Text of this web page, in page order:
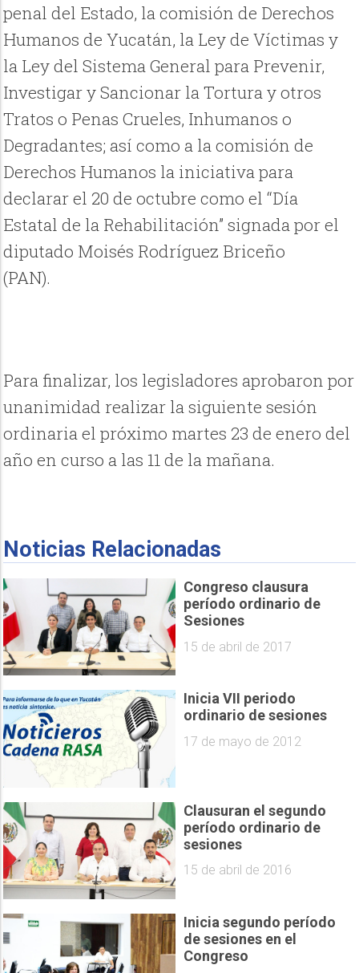
penal del Estado, la comisión de Derechos
Humanos de Yucatán, la Ley de Víctimas y
la Ley del Sistema General para Prevenir,
Investigar y Sancionar la Tortura y otros
Tratos o Penas Crueles, Inhumanos o
Degradantes; así como a la comisión de
Derechos Humanos la iniciativa para
declarar el 20 de octubre como el “Día
Estatal de la Rehabilitación” signada por el
diputado Moisés Rodríguez Briceño
(PAN).
Para finalizar, los legisladores aprobaron por
unanimidad realizar la siguiente sesión
ordinaria el próximo martes 23 de enero del
año en curso a las 11 de la mañana.
Noticias Relacionadas
Congreso clausura
período ordinario de
Sesiones
15 de abril de 2017
Inicia VII periodo
ordinario de sesiones
17 de mayo de 2012
Clausuran el segundo
período ordinario de
sesiones
15 de abril de 2016
Inicia segundo período
de sesiones en el
Congreso